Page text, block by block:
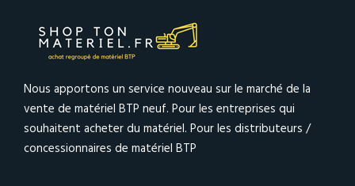
Nous apportons un service nouveau sur le marché de la
vente de matériel BTP neuf. Pour les entreprises qui
souhaitent acheter du matériel. Pour les distributeurs /
concessionnaires de matériel BTP